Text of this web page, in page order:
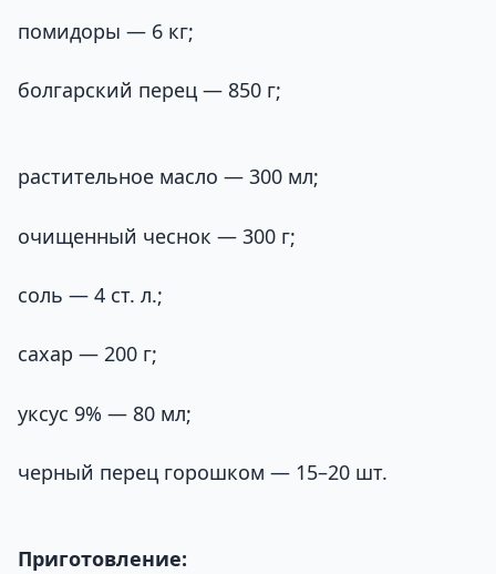
помидоры — 6 кг;
болгарский перец — 850 г;
растительное масло — 300 мл;
очищенный чеснок — 300 г;
соль — 4 ст. л.;
сахар — 200 г;
уксус 9% — 80 мл;
черный перец горошком — 15–20 шт.
Приготовление: